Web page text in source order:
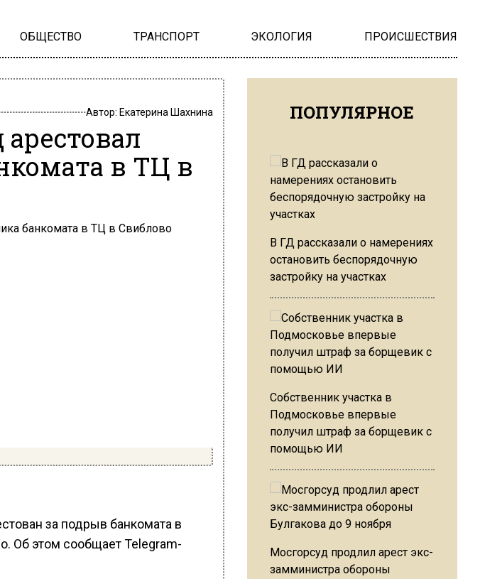
ОБЩЕСТВО ТРАНСПОРТ ЭКОЛОГИЯ ПРОИСШЕСТВИЯ
Автор: Екатерина Шахнина
в ТЦ в
за подрыв банкомата в
Об этом сообщает Telegram-
ПОПУЛЯРНОЕ
В ГД рассказали о намерениях
остановить беспорядочную
застройку на участках
Собственник участка в
Подмосковье впервые
получил штраф за борщевик с
помощью ИИ
Мосгорсуд продлил арест экс-
замминистра обороны